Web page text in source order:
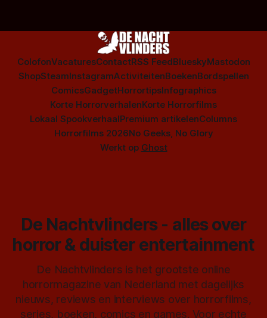
ColofonVacaturesContactRSS FeedBlueskyMastodon
ShopSteamInstagramActiviteitenBoekenBordspellen
ComicsGadgetHorrortipsInfographics
Korte HorrorverhalenKorte Horrorfilms
Lokaal SpookverhaalPremium artikelenColumns
Horrorfilms 2026No Geeks, No Glory
Werkt op Ghost
De Nachtvlinders - alles over
horror & duister entertainment
De Nachtvlinders is het grootste online
horrormagazine van Nederland met dagelijks
nieuws, reviews en interviews over horrorfilms,
series, boeken, comics en games. Voor echte